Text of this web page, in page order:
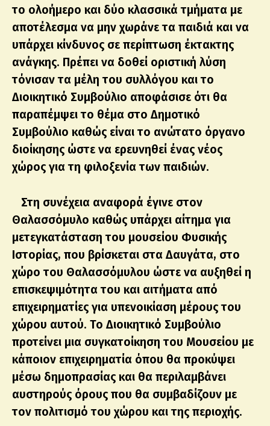
το ολοήμερο και δύο κλασσικά τμήματα με
αποτέλεσμα να μην χωράνε τα παιδιά και να
υπάρχει κίνδυνος σε περίπτωση έκτακτης
ανάγκης. Πρέπει να δοθεί οριστική λύση
τόνισαν τα μέλη του συλλόγου και το
Διοικητικό Συμβούλιο αποφάσισε ότι θα
παραπέμψει το θέμα στο Δημοτικό
Συμβούλιο καθώς είναι το ανώτατο όργανο
διοίκησης ώστε να ερευνηθεί ένας νέος
χώρος για τη φιλοξενία των παιδιών.
Στη συνέχεια αναφορά έγινε στον
Θαλασσόμυλο καθώς υπάρχει αίτημα για
μετεγκατάσταση του μουσείου Φυσικής
Ιστορίας, που βρίσκεται στα Δαυγάτα, στο
χώρο του Θαλασσόμυλου ώστε να αυξηθεί η
επισκεψιμότητα του και αιτήματα από
επιχειρηματίες για υπενοικίαση μέρους του
χώρου αυτού. Το Διοικητικό Συμβούλιο
προτείνει μια συγκατοίκηση του Μουσείου με
κάποιον επιχειρηματία όπου θα προκύψει
μέσω δημοπρασίας και θα περιλαμβάνει
αυστηρούς όρους που θα συμβαδίζουν με
τον πολιτισμό του χώρου και της περιοχής.